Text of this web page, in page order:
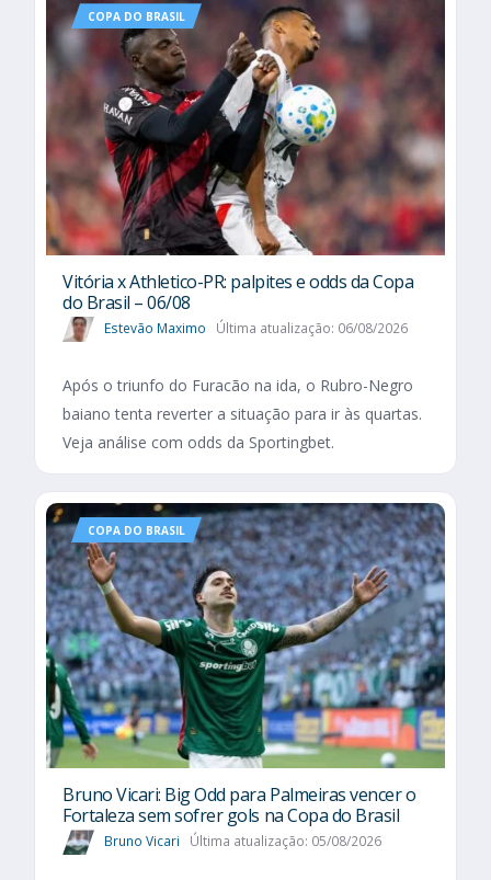
COPA DO BRASIL
Vitória x Athletico-PR: palpites e odds da Copa
do Brasil – 06/08
Estevão Maximo Última atualização: 06/08/2026
Após o triunfo do Furacão na ida, o Rubro-Negro
baiano tenta reverter a situação para ir às quartas.
Veja análise com odds da Sportingbet.
COPA DO BRASIL
Bruno Vicari: Big Odd para Palmeiras vencer o
Fortaleza sem sofrer gols na Copa do Brasil
Bruno Vicari Última atualização: 05/08/2026